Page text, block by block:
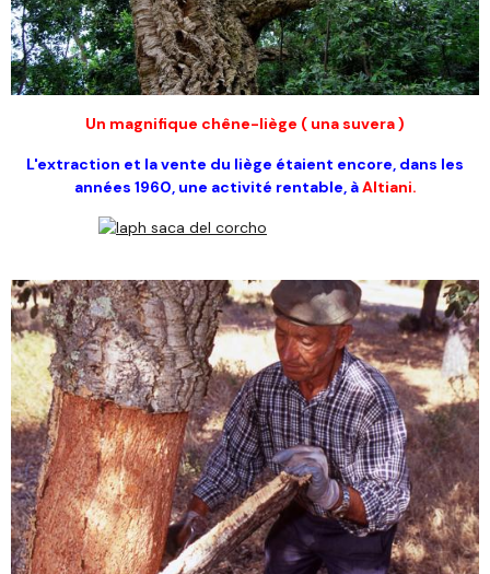
Un magnifique chêne-liège ( una suvera )
L'extraction et la vente du liège étaient encore, dans les
années 1960, une activité rentable, àAltiani.